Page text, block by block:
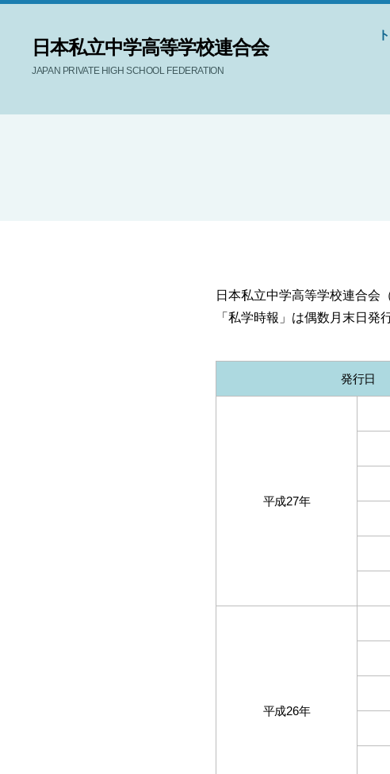
日本私立中学高等学校連合会
JAPAN PRIVATE HIGH SCHOOL FEDERATION
日本私立中学高等学校連合会
「私学時報」は偶数月末日発
発行日
平成27年
平成26年